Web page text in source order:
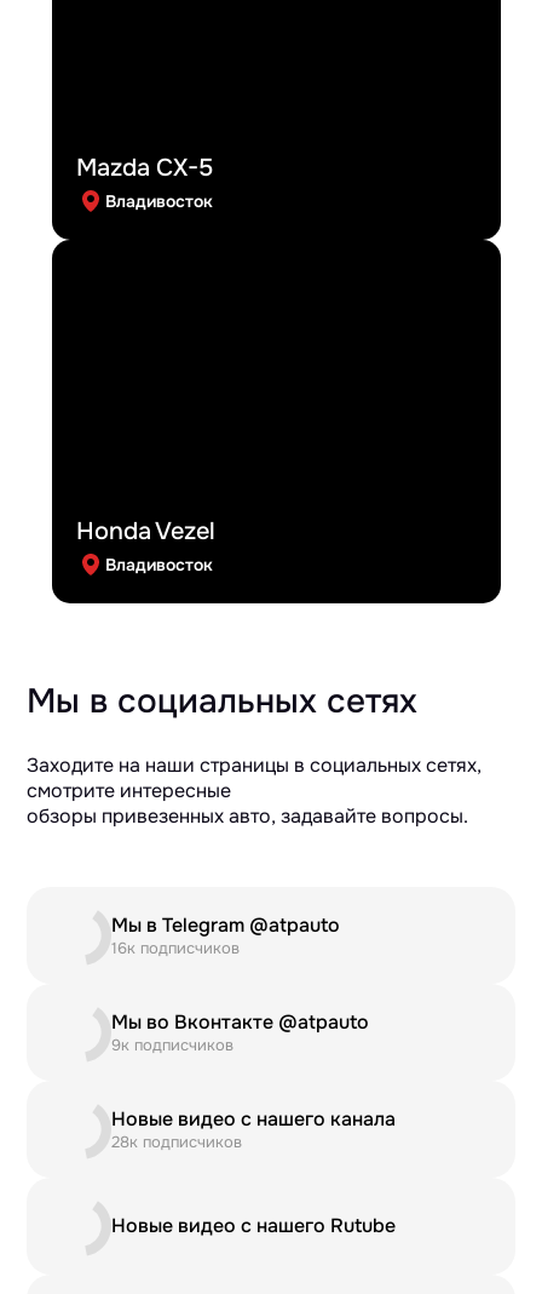
Mazda CX-5
Владивосток
Honda Vezel
Владивосток
Мы в социальных сетях
Заходите на наши страницы в социальных сетях,
смотрите интересные
обзоры привезенных авто, задавайте вопросы.
Мы в Telegram @atpauto
16к подписчиков
Мы во Вконтакте @atpauto
9к подписчиков
Новые видео с нашего канала
28к подписчиков
Новые видео с нашего Rutube